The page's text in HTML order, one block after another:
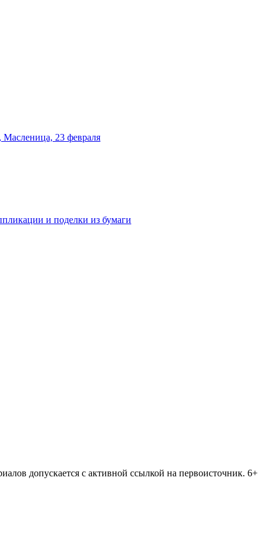
23 февраля
и поделки из бумаги
допускается с активной ссылкой на первоисточник. 6+